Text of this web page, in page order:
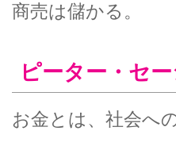
商売は儲かる。
ピーター・セ
お金とは、社会へ